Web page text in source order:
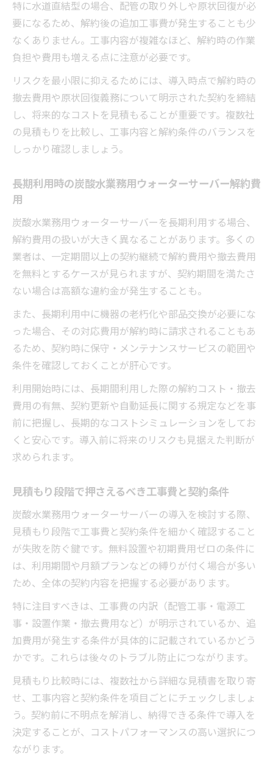
特に水道直結型の場合、配管の取り外しや原状回復が必
要になるため、解約後の追加工事費が発生することも少
なくありません。工事内容が複雑なほど、解約時の作業
負担や費用も増える点に注意が必要です。
リスクを最小限に抑えるためには、導入時点で解約時の
撤去費用や原状回復義務について明示された契約を締結
し、将来的なコストを見積もることが重要です。複数社
の見積もりを比較し、工事内容と解約条件のバランスを
しっかり確認しましょう。
長期利用時の炭酸水業務用ウォーターサーバー解約費
用
炭酸水業務用ウォーターサーバーを長期利用する場合、
解約費用の扱いが大きく異なることがあります。多くの
業者は、一定期間以上の契約継続で解約費用や撤去費用
を無料とするケースが見られますが、契約期間を満たさ
ない場合は高額な違約金が発生することも。
また、長期利用中に機器の老朽化や部品交換が必要にな
った場合、その対応費用が解約時に請求されることもあ
るため、契約時に保守・メンテナンスサービスの範囲や
条件を確認しておくことが肝心です。
利用開始時には、長期間利用した際の解約コスト・撤去
費用の有無、契約更新や自動延長に関する規定などを事
前に把握し、長期的なコストシミュレーションをしてお
くと安心です。導入前に将来のリスクも見据えた判断が
求められます。
見積もり段階で押さえるべき工事費と契約条件
炭酸水業務用ウォーターサーバーの導入を検討する際、
見積もり段階で工事費と契約条件を細かく確認すること
が失敗を防ぐ鍵です。無料設置や初期費用ゼロの条件に
は、利用期間や月額プランなどの縛りが付く場合が多い
ため、全体の契約内容を把握する必要があります。
特に注目すべきは、工事費の内訳（配管工事・電源工
事・設置作業・撤去費用など）が明示されているか、追
加費用が発生する条件が具体的に記載されているかどう
かです。これらは後々のトラブル防止につながります。
見積もり比較時には、複数社から詳細な見積書を取り寄
せ、工事内容と契約条件を項目ごとにチェックしましょ
う。契約前に不明点を解消し、納得できる条件で導入を
決定することが、コストパフォーマンスの高い選択につ
ながります。